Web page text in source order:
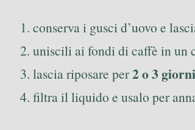
conserva i gusci d’uovo e
uniscili ai fondi di caffè in un
lascia riposare per2 o 3 giorni
filtra il liquido e usalo per